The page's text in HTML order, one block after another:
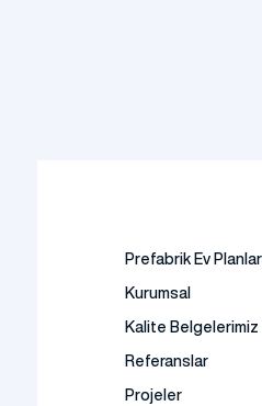
Prefabrik Ev
Kurumsal
Kalite Belgelerimiz
Referanslar
Projeler